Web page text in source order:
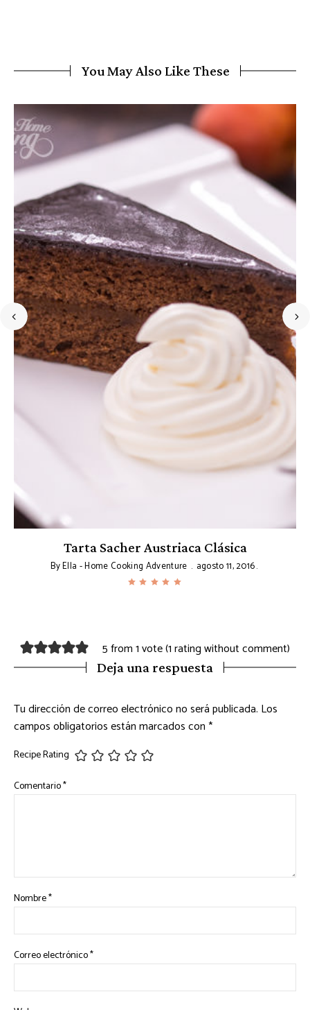
You May Also Like These
Tarta Sacher Austriaca Clásica
ByElla - Home Cooking Adventure agosto 11, 2016
5 from 1 vote (1 rating without comment)
Deja una respuesta
Tu dirección de correo electrónico no será publicada. Los
campos obligatorios están marcados con*
Recipe Rating
Comentario*
Nombre*
Correo electrónico*